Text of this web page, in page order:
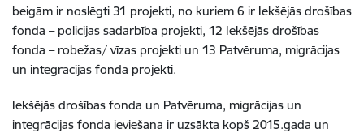
beigām ir noslēgti 31 projekti, no kuriem 6 ir Iekšējās drošības
fonda – policijas sadarbība projekti, 12 Iekšējās drošības
fonda – robežas/ vīzas projekti un 13 Patvēruma, migrācijas
un integrācijas fonda projekti.
Iekšējās drošības fonda un Patvēruma, migrācijas un
integrācijas fonda ieviešana ir uzsākta kopš 2015.gada un